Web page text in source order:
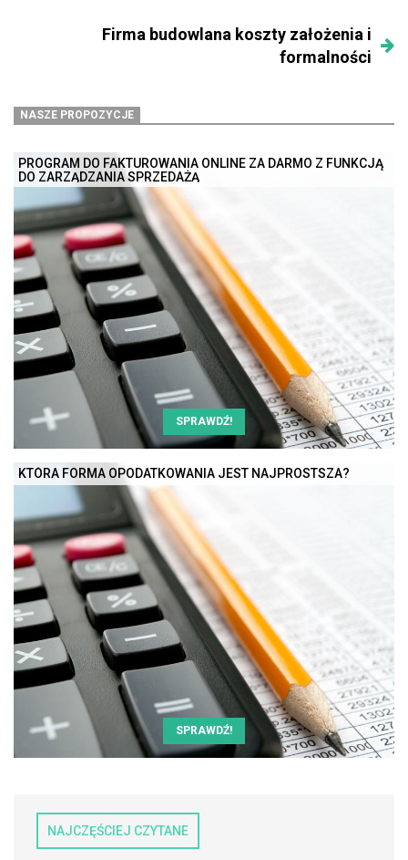
Firma budowlana koszty założenia i
formalności
NASZE PROPOZYCJE
PROGRAM DO FAKTUROWANIA ONLINE ZA DARMO Z FUNKCJĄ
DO ZARZĄDZANIA SPRZEDAŻĄ
SPRAWDŹ!
KTÓRA FORMA OPODATKOWANIA JEST NAJPROSTSZA?
SPRAWDŹ!
NAJCZĘŚCIEJ CZYTANE